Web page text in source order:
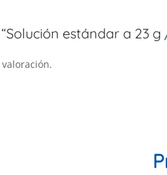
estándar a 23 g